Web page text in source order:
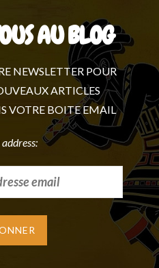
AU BLOG
NEWSLETTER POUR
ARTICLES
VOTRE BOITE EMAIL